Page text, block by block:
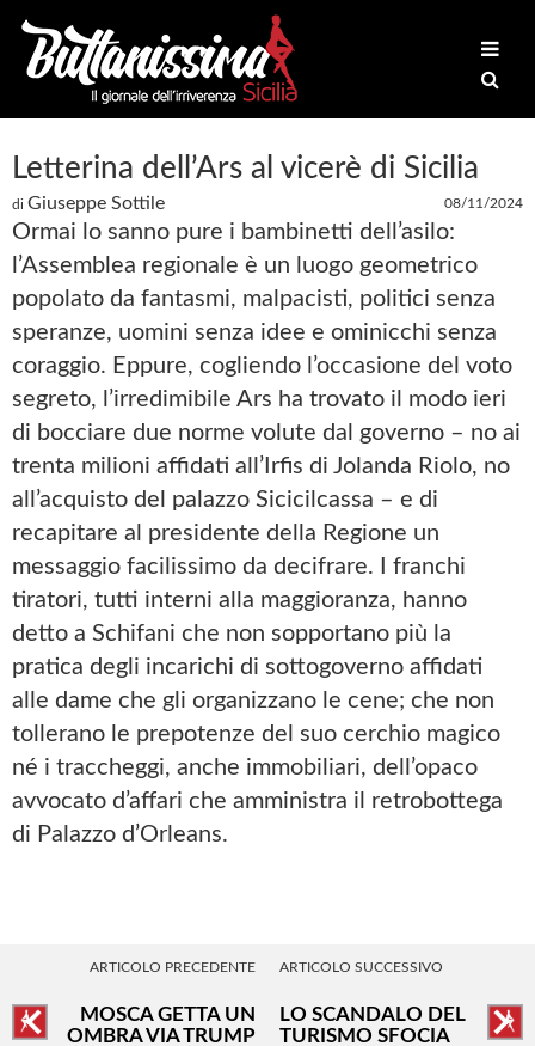
Letterina dell’Ars al vicerè di Sicilia
di Giuseppe Sottile 08/11/2024
Ormai lo sanno pure i bambinetti dell’asilo:
l’Assemblea regionale è un luogo geometrico
popolato da fantasmi, malpacisti, politici senza
speranze, uomini senza idee e ominicchi senza
coraggio. Eppure, cogliendo l’occasione del voto
segreto, l’irredimibile Ars ha trovato il modo ieri
di bocciare due norme volute dal governo – no ai
trenta milioni affidati all’Irfis di Jolanda Riolo, no
all’acquisto del palazzo Sicicilcassa – e di
recapitare al presidente della Regione un
messaggio facilissimo da decifrare. I franchi
tiratori, tutti interni alla maggioranza, hanno
detto a Schifani che non sopportano più la
pratica degli incarichi di sottogoverno affidati
alle dame che gli organizzano le cene; che non
tollerano le prepotenze del suo cerchio magico
né i traccheggi, anche immobiliari, dell’opaco
avvocato d’affari che amministra il retrobottega
di Palazzo d’Orleans.
ARTICOLO PRECEDENTE
MOSCA GETTA UN
OMBRA VIA TRUMP
ARTICOLO SUCCESSIVO
LO SCANDALO DEL
TURISMO SFOCIA